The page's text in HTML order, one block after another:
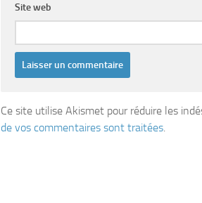
Site web
Ce site utilise Akismet pour réduire les
de vos commentaires sont traitées.